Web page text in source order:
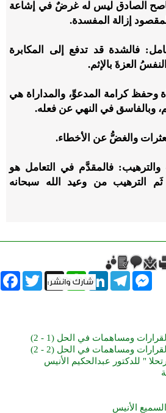
الصادق ليس له غرضٌ في إشاعة
إزالة المفسدة.
فالشدة قد تدفع إلى المكابرة
العزةَ بالإثم.
وحفظ كرامة المدعوِّ، والمداراة هي
وبالفاسق في النهي عن فعله.
والغضُّ عن الأخطاء.
والترهيب: فالمقدَّم في التعامل هو
ثَم الترهيب من وعيد الله سبحانه
Twitter X
WhatsAppLinkedInTelegram
Messenger
ومساهمات في الحل (1 - 2)
ومساهمات في الحل (2 - 2)
" للدكتور عبدالحكيم الأنيس
الأنيس